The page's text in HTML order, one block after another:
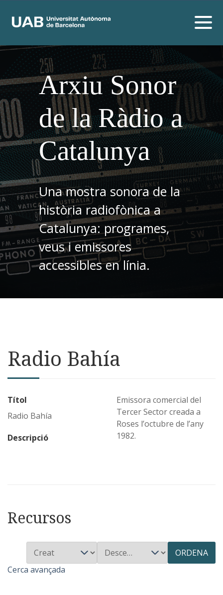
Arxiu Sonor
de la Ràdio a
Catalunya
Una mostra sonora de la
història radiofònica a
Catalunya: programes,
veus i emissores
accessibles en línia.
Radio Bahía
Títol
Radio Bahía
Descripció
Emissora comercial del
Tercer Sector creada a
Roses l’octubre de l’any
1982.
Recursos
ORDENA
Cerca avançada